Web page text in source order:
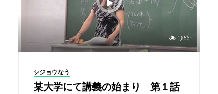
1,856
シジョウなう
某大学にて講義の始まり 第１話